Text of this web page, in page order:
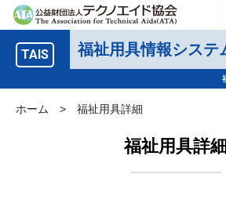
TAIS 福祉用具情報システ
ホーム > 福祉用具詳細
福祉用具詳細